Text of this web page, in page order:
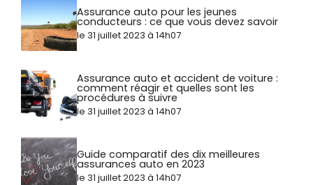
Assurance auto pour les jeunes
conducteurs : ce que vous devez savoir
le 31 juillet 2023 à 14h07
Assurance auto et accident de voiture :
comment réagir et quelles sont les
procédures à suivre
le 31 juillet 2023 à 14h07
Guide comparatif des dix meilleures
assurances auto en 2023
le 31 juillet 2023 à 14h07